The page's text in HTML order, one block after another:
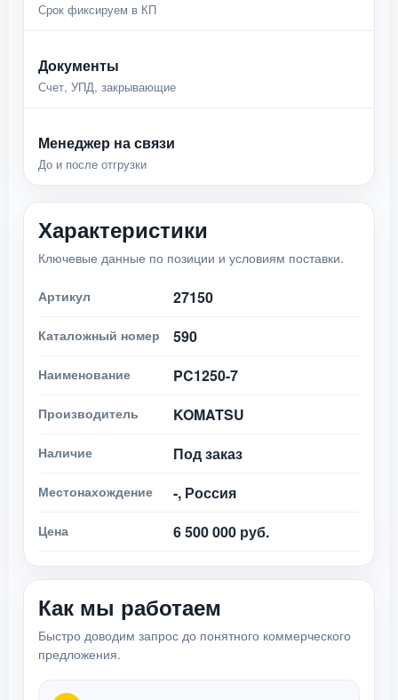
Срок фиксируем в КП
Документы
Счет, УПД, закрывающие
Менеджер на связи
До и после отгрузки
Характеристики
Ключевые данные по позиции и условиям поставки.
Артикул 27150
Каталожный номер 590
Наименование PC1250-7
Производитель KOMATSU
Наличие Под заказ
Местонахождение -, Россия
Цена 6 500 000 руб.
Как мы работаем
Быстро доводим запрос до понятного коммерческого
предложения.